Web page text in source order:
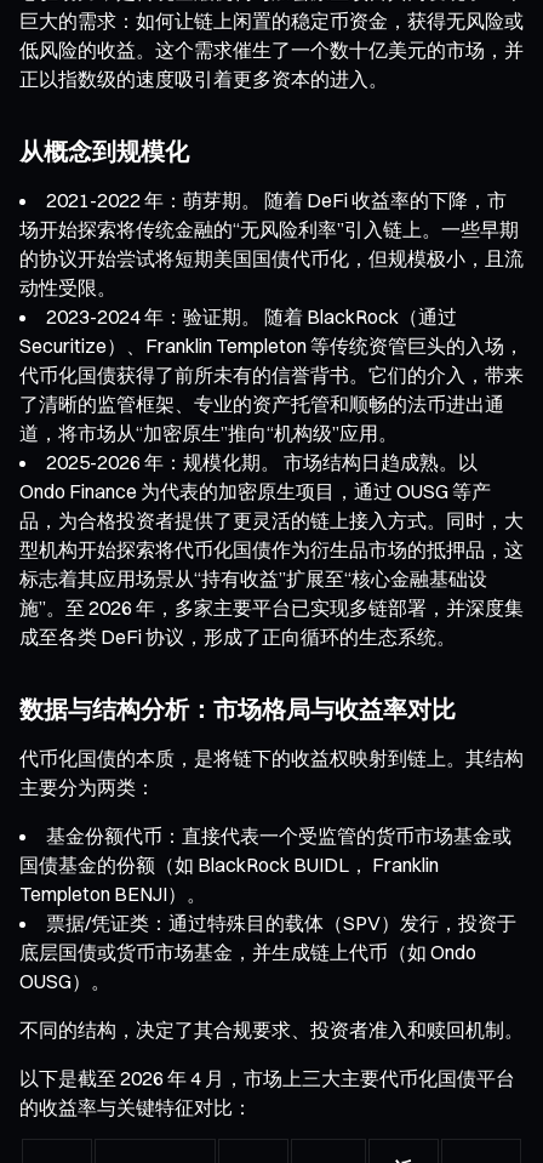
巨大的需求：如何让链上闲置的稳定币资金，获得无风险或
低风险的收益。这个需求催生了一个数十亿美元的市场，并
正以指数级的速度吸引着更多资本的进入。
从概念到规模化
2021-2022 年：萌芽期。 随着 DeFi 收益率的下降，市
场开始探索将传统金融的“无风险利率”引入链上。一些早期
的协议开始尝试将短期美国国债代币化，但规模极小，且流
动性受限。
2023-2024 年：验证期。 随着 BlackRock（通过
Securitize）、Franklin Templeton 等传统资管巨头的入场，
代币化国债获得了前所未有的信誉背书。它们的介入，带来
了清晰的监管框架、专业的资产托管和顺畅的法币进出通
道，将市场从“加密原生”推向“机构级”应用。
2025-2026 年：规模化期。 市场结构日趋成熟。以
Ondo Finance 为代表的加密原生项目，通过 OUSG 等产
品，为合格投资者提供了更灵活的链上接入方式。同时，大
型机构开始探索将代币化国债作为衍生品市场的抵押品，这
标志着其应用场景从“持有收益”扩展至“核心金融基础设
施”。至 2026 年，多家主要平台已实现多链部署，并深度集
成至各类 DeFi 协议，形成了正向循环的生态系统。
数据与结构分析：市场格局与收益率对比
代币化国债的本质，是将链下的收益权映射到链上。其结构
主要分为两类：
基金份额代币：直接代表一个受监管的货币市场基金或
国债基金的份额（如 BlackRock BUIDL， Franklin
Templeton BENJI）。
票据/凭证类：通过特殊目的载体（SPV）发行，投资于
底层国债或货币市场基金，并生成链上代币（如 Ondo
OUSG）。
不同的结构，决定了其合规要求、投资者准入和赎回机制。
以下是截至 2026 年 4 月，市场上三大主要代币化国债平台
的收益率与关键特征对比：